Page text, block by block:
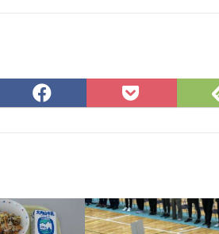
Facebook
で
Pocket
に